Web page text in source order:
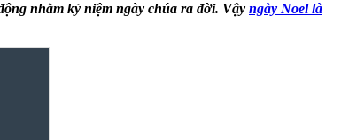
nhằm kỷ niệm ngày chúa ra đời. Vậy ngày Noel là